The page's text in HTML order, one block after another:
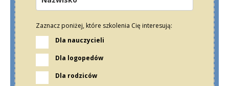
Zaznacz poniżej, które szkolenia Cię interesują:
Dla nauczycieli
Dla logopedów
Dla rodziców